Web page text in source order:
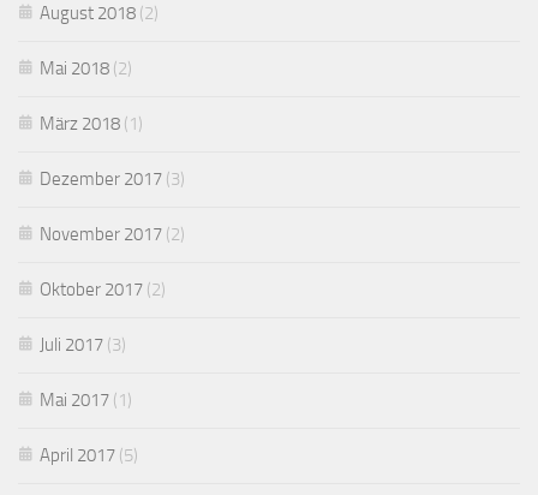
August 2018 (2)
Mai 2018 (2)
März 2018 (1)
Dezember 2017 (3)
November 2017 (2)
Oktober 2017 (2)
Juli 2017 (3)
Mai 2017 (1)
April 2017 (5)